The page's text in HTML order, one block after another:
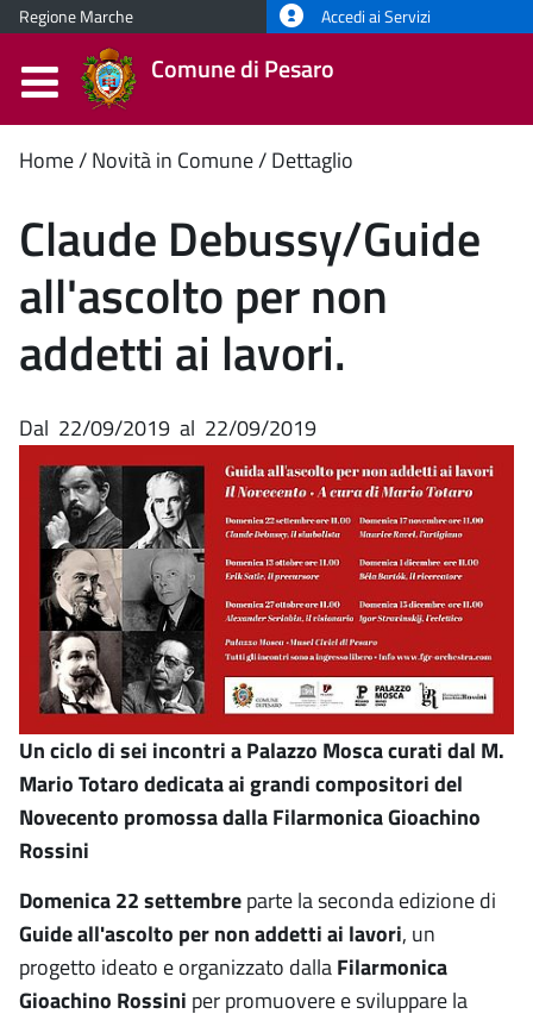
Regione Marche Accedi ai Servizi
Comune di Pesaro
Contenuto
principale
Home Novità in Comune Dettaglio
Claude Debussy/Guide
all'ascolto per non
addetti ai lavori.
Dal 22/09/2019 al 22/09/2019
Un ciclo di sei incontri a Palazzo Mosca curati dal M.
Mario Totaro dedicata ai grandi compositori del
Novecento promossa dalla Filarmonica Gioachino
Rossini
Domenica 22 settembreparte la seconda edizione di
Guide all'ascolto per non addetti ai lavori, un
progetto ideato e organizzato dallaFilarmonica
Gioachino Rossini per promuovere e sviluppare la